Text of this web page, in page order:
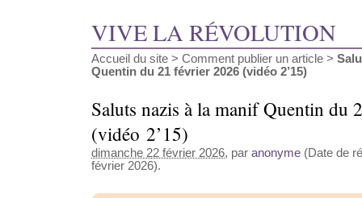
VIVE LA RÉVOLUTION
Accueil du site > Comment publier un article >
Quentin du 21 février 2026 (vidéo 2’15)
Saluts nazis à la manif Quentin du
(vidéo 2’15)
dimanche 22 février 2026, par anonyme (Date de
février 2026).